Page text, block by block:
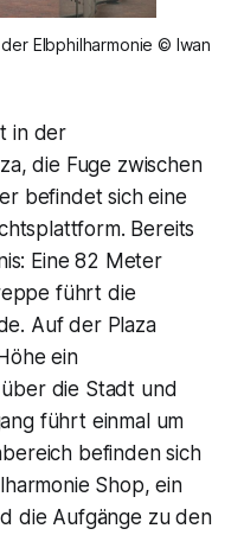
Elbphilharmonie © Iwan
in der
die Fuge zwischen
befindet sich eine
Bereits
Eine 82 Meter
führt die
Auf der Plaza
ein
die Stadt und
führt einmal um
befinden sich
Shop, ein
die Aufgänge zu den